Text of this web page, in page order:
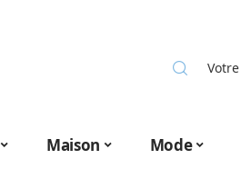
Maison Mode